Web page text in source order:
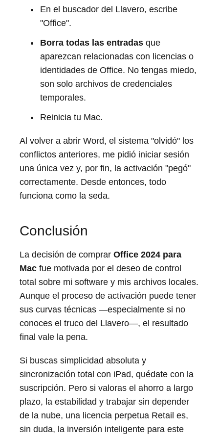
En el buscador del Llavero, escribe
"Office".
Borra todas las entradas que
aparezcan relacionadas con licencias o
identidades de Office. No tengas miedo,
son solo archivos de credenciales
temporales.
Reinicia tu Mac.
Al volver a abrir Word, el sistema "olvidó" los
conflictos anteriores, me pidió iniciar sesión
una única vez y, por fin, la activación "pegó"
correctamente. Desde entonces, todo
funciona como la seda.
Conclusión
La decisión de comprar Office 2024 para
Mac fue motivada por el deseo de control
total sobre mi software y mis archivos locales.
Aunque el proceso de activación puede tener
sus curvas técnicas —especialmente si no
conoces el truco del Llavero—, el resultado
final vale la pena.
Si buscas simplicidad absoluta y
sincronización total con iPad, quédate con la
suscripción. Pero si valoras el ahorro a largo
plazo, la estabilidad y trabajar sin depender
de la nube, una licencia perpetua Retail es,
sin duda, la inversión inteligente para este